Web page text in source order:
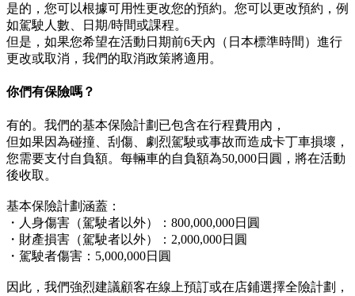
是的，您可以根據可用性更改您的預約。您可以更改預約，例
如駕駛人數、日期/時間或課程。
但是，如果您希望在活動日期前6天內（日本標準時間）進行
更改或取消，我們的取消政策將適用。
你們有保險嗎？
有的。我們的基本保險計劃已包含在行程費用內，
但如果因為碰撞、刮傷、劇烈駕駛或事故而造成卡丁車損壞，
您需要支付自負額。每輛車的自負額為50,000日圓，將在活動
後收取。
基本保險計劃涵蓋：
・人身傷害（駕駛者以外）：800,000,000日圓
・財產損害（駕駛者以外）：2,000,000日圓
・駕駛者傷害：5,000,000日圓
因此，我們強烈建議顧客在線上預訂或在店鋪選擇全險計劃，